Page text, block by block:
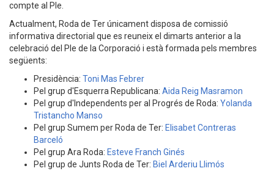
compte al Ple.
Actualment, Roda de Ter únicament disposa de comissió
informativa directorial que es reuneix el dimarts anterior a la
celebració del Ple de la Corporació i està formada pels membres
següents:
Presidència: Toni Mas Febrer
Pel grup d'Esquerra Republicana: Aida Reig Masramon
Pel grup d'Independents per al Progrés de Roda: Yolanda
Tristancho Manso
Pel grup Sumem per Roda de Ter: Elisabet Contreras
Barceló
Pel grup Ara Roda: Esteve Franch Ginés
Pel grup de Junts Roda de Ter: Biel Arderiu Llimós